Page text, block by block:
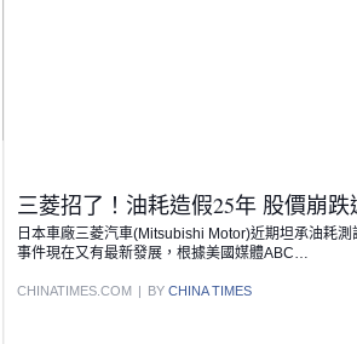
三菱招了！油耗造假25年 股價崩跌
日本車廠三菱汽車(Mitsubishi Motor)近期坦承油耗
事件現在又有最新發展，根據美國媒體ABC…
CHINATIMES.COM | BY CHINA TIMES